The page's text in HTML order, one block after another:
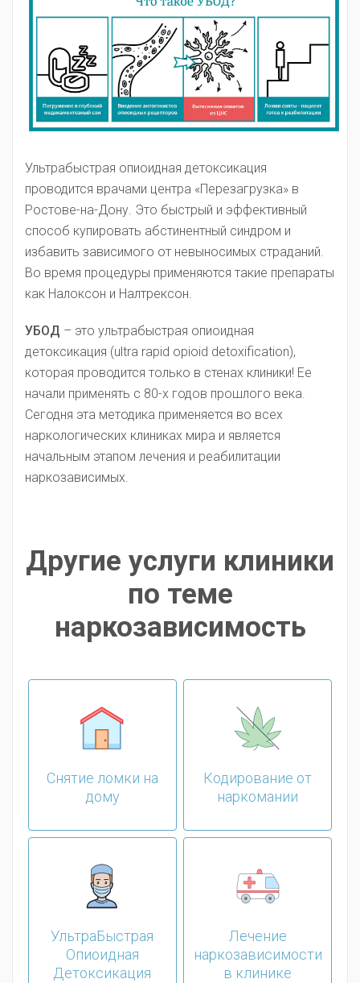
Ультрабыстрая опиоидная детоксикация
проводится врачами центра «Перезагрузка» в
Ростове-на-Дону. Это быстрый и эффективный
способ купировать абстинентный синдром и
избавить зависимого от невыносимых страданий.
Во время процедуры применяются такие препараты
как Налоксон и Налтрексон.
УБОД – это ультрабыстрая опиоидная
детоксикация (ultra rapid opioid detoxification),
которая проводится только в стенах клиники! Ее
начали применять с 80-х годов прошлого века.
Сегодня эта методика применяется во всех
наркологических клиниках мира и является
начальным этапом лечения и реабилитации
наркозависимых.
Другие услуги клиники
по теме
наркозависимость
Снятие ломки на
дому
Кодирование от
наркомании
УльтраБыстрая
Опиоидная
Детоксикация
Лечение
наркозависимости
в клинике